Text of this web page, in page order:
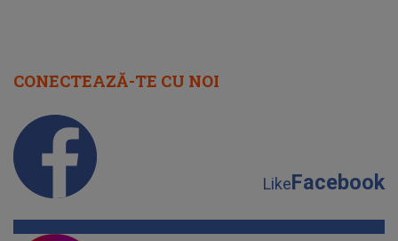
CONECTEAZĂ-TE CU NOI
LikeFacebook